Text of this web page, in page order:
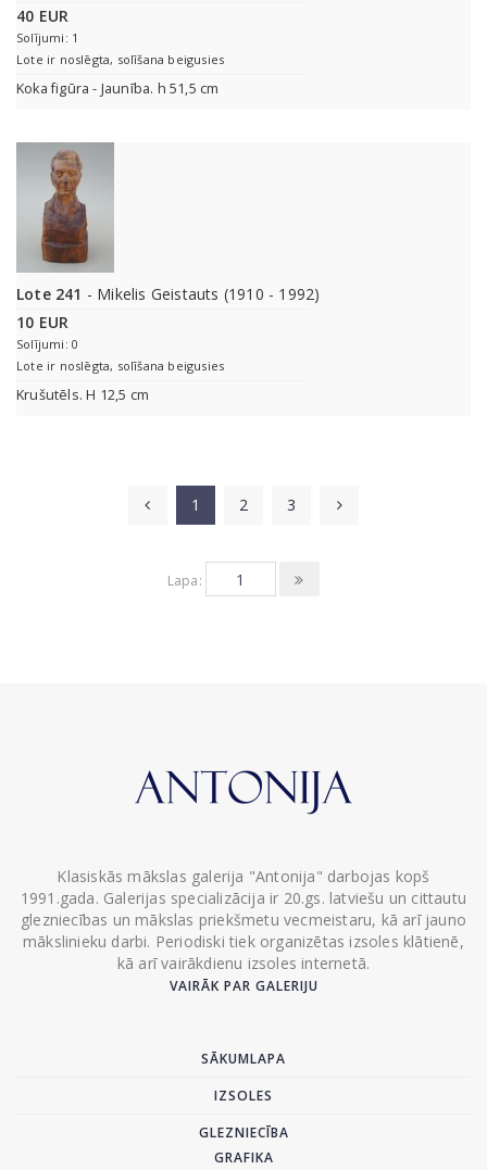
40 EUR
Solījumi: 1
Lote ir noslēgta, solīšana beigusies
Koka figūra - Jaunība. h 51,5 cm
Lote 241 - Mikelis Geistauts (1910 - 1992)
10 EUR
Solījumi: 0
Lote ir noslēgta, solīšana beigusies
Krušutēls. H 12,5 cm
1 2 3
Lapa:
Klasiskās mākslas galerija "Antonija" darbojas kopš
1991.gada. Galerijas specializācija ir 20.gs. latviešu un cittautu
glezniecības un mākslas priekšmetu vecmeistaru, kā arī jauno
mākslinieku darbi. Periodiski tiek organizētas izsoles klātienē,
kā arī vairākdienu izsoles internetā.
VAIRĀK PAR GALERIJU
SĀKUMLAPA
IZSOLES
GLEZNIECĪBA
GRAFIKA